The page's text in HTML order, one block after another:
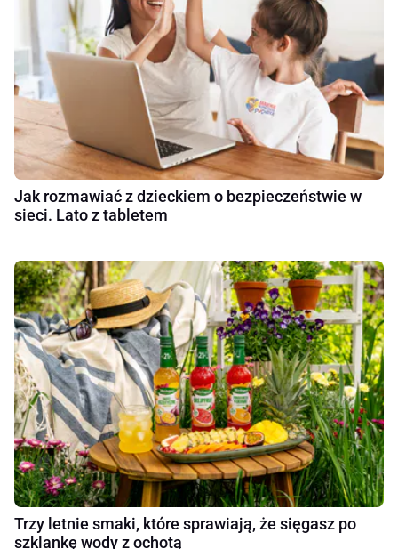
Jak rozmawiać z dzieckiem o bezpieczeństwie w
sieci. Lato z tabletem
Trzy letnie smaki, które sprawiają, że sięgasz po
szklankę wody z ochotą